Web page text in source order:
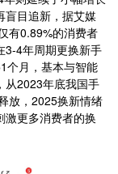
盲目追新，据艾媒
有0.89%的消费者
3-4年周期更换新手
个月，基本与智能
2023年底我国手
放，2025换新情绪
激更多消费者的换